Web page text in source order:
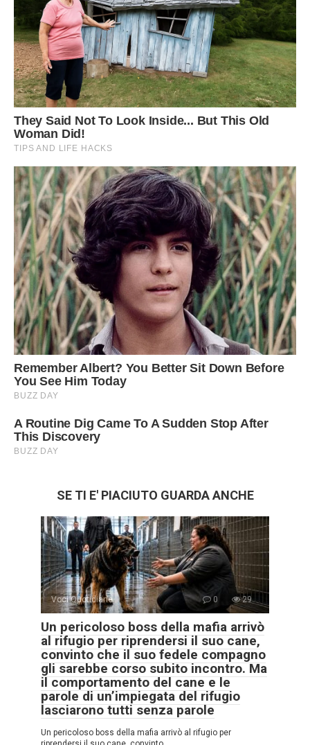
SE TI E' PIACIUTO GUARDA ANCHE
Voci Quotidiane 0 29
Un pericoloso boss della mafia arrivò
al rifugio per riprendersi il suo cane,
convinto che il suo fedele compagno
gli sarebbe corso subito incontro. Ma
il comportamento del cane e le
parole di un’impiegata del rifugio
lasciarono tutti senza parole
Un pericoloso boss della mafia arrivò al rifugio per